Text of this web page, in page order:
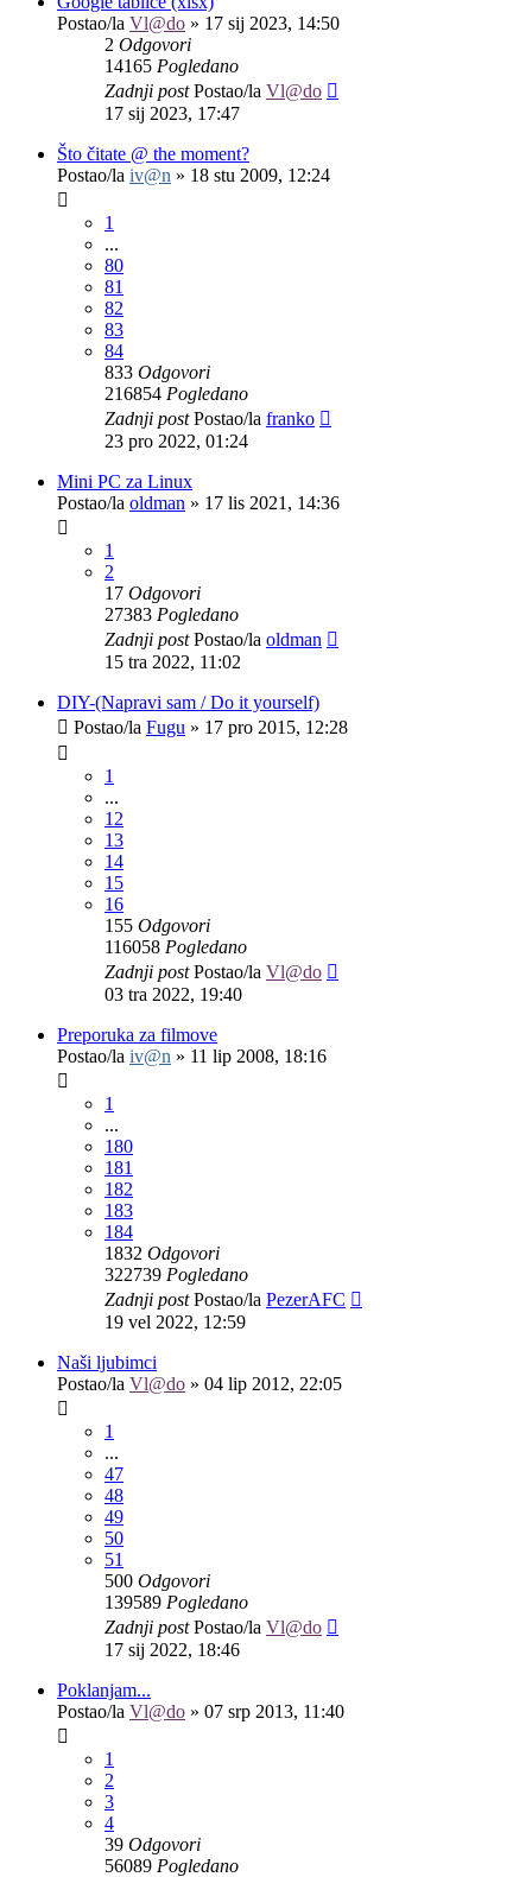
Postao/la Vl@do » 17 sij 2023, 14:50
2 Odgovori
14165 Pogledano
Zadnji postPostao/la Vl@do
17 sij 2023, 17:47
Što čitate @ the moment?
Postao/la iv@n » 18 stu 2009, 12:24
1
...
80
81
82
83
84
833 Odgovori
216854 Pogledano
Zadnji postPostao/la franko
23 pro 2022, 01:24
Mini PC za Linux
Postao/la oldman » 17 lis 2021, 14:36
1
2
17 Odgovori
27383 Pogledano
Zadnji postPostao/la oldman
15 tra 2022, 11:02
DIY-(Napravi sam / Do it yourself)
Postao/la Fugu » 17 pro 2015, 12:28
1
...
12
13
14
15
16
155 Odgovori
116058 Pogledano
Zadnji postPostao/la Vl@do
03 tra 2022, 19:40
Preporuka za filmove
Postao/la iv@n » 11 lip 2008, 18:16
1
...
180
181
182
183
184
1832 Odgovori
322739 Pogledano
Zadnji postPostao/la PezerAFC
19 vel 2022, 12:59
Naši ljubimci
Postao/la Vl@do » 04 lip 2012, 22:05
1
...
47
48
49
50
51
500 Odgovori
139589 Pogledano
Zadnji postPostao/la Vl@do
17 sij 2022, 18:46
Poklanjam...
Postao/la Vl@do » 07 srp 2013, 11:40
1
2
3
4
39 Odgovori
56089 Pogledano